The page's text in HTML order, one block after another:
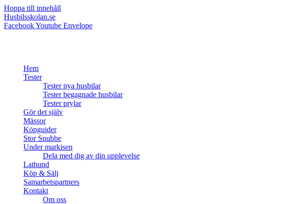
Hoppa till innehåll
Husbilsskolan.se
FacebookYoutube Envelope
Hem
Tester
Tester nya husbilar
Tester begagnade husbilar
Tester prylar
Gör det själv
Mässor
Köpguider
Stor Snubbe
Under markisen
Dela med dig av din upplevelse
Lathund
Köp & Sälj
Samarbetspartners
Kontakt
Om oss